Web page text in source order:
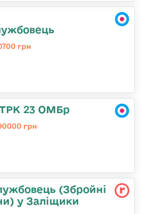
грн
23 ОМБр
грн
(Збройні
у Заліщики